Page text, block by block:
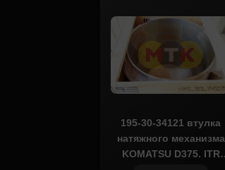
195-30-34121 втулка
натяжного механизма
KOMATSU D375, ITR